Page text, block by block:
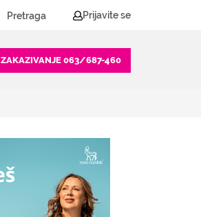
Prijavite se
ZAKAZIVANJE 063/687-460